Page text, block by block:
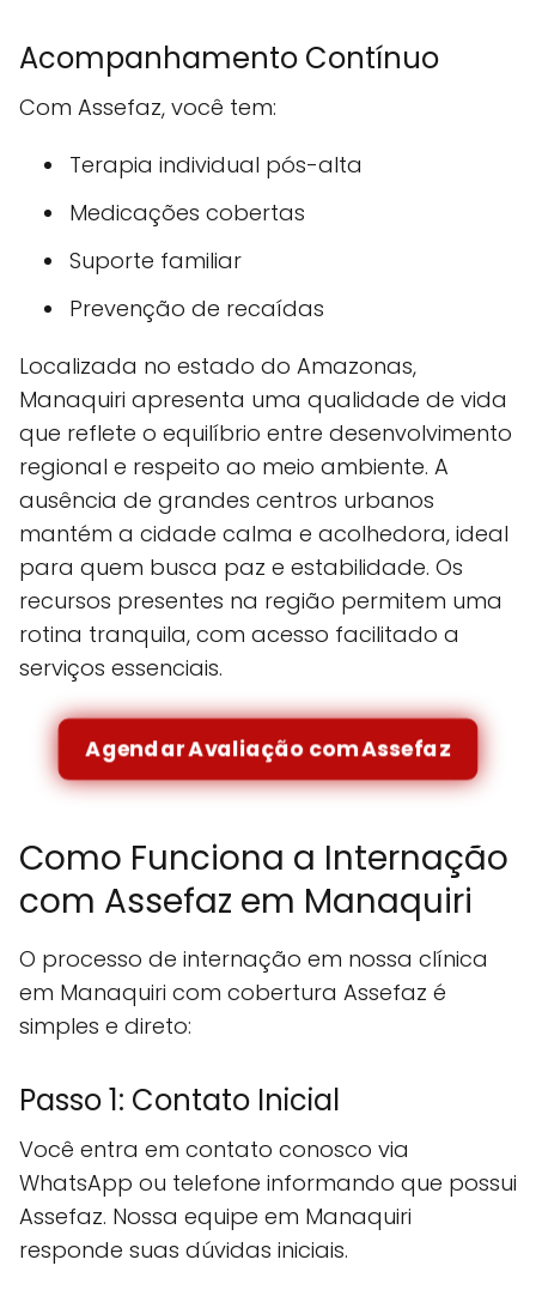
Acompanhamento Contínuo
Com Assefaz, você tem:
Terapia individual pós-alta
Medicações cobertas
Suporte familiar
Prevenção de recaídas
Localizada no estado do Amazonas,
Manaquiri apresenta uma qualidade de vida
que reflete o equilíbrio entre desenvolvimento
regional e respeito ao meio ambiente. A
ausência de grandes centros urbanos
mantém a cidade calma e acolhedora, ideal
para quem busca paz e estabilidade. Os
recursos presentes na região permitem uma
rotina tranquila, com acesso facilitado a
serviços essenciais.
Agendar Avaliação com Assefaz
Como Funciona a Internação
com Assefaz em Manaquiri
O processo de internação em nossa clínica
em Manaquiri com cobertura Assefaz é
simples e direto:
Passo 1: Contato Inicial
Você entra em contato conosco via
WhatsApp ou telefone informando que possui
Assefaz. Nossa equipe em Manaquiri
responde suas dúvidas iniciais.